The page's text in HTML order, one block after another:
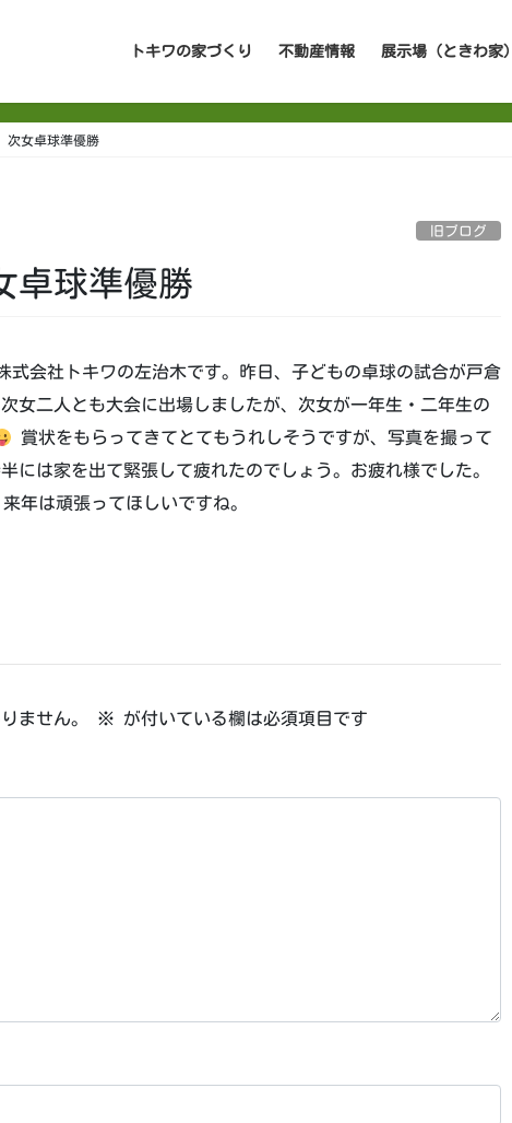
トキワの家づくり 不動産情報 展示場（ときわ家）
女卓球準優勝
旧ブログ
球準優勝
式会社トキワの左治木です。昨日、子どもの卓球の試合が戸倉
女二人とも大会に出場しましたが、次女が一年生・二年生の
賞状をもらってきてとてもうれしそうですが、写真を撮って
には家を出て緊張して疲れたのでしょう。お疲れ様でした。
来年は頑張ってほしいですね。
ません。 ※ が付いている欄は必須項目です